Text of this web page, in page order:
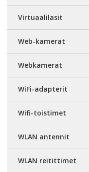
Virtuaalilasit
Web-kamerat
Webkamerat
WiFi-adapterit
Wifi-toistimet
WLAN antennit
WLAN reitittimet